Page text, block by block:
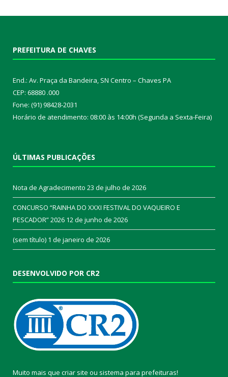
PREFEITURA DE CHAVES
End.: Av. Praça da Bandeira, SN Centro – Chaves PA
CEP: 68880 .000
Fone: (91) 98428-2031
Horário de atendimento: 08:00 às 14:00h (Segunda a Sexta-Feira)
ÚLTIMAS PUBLICAÇÕES
Nota de Agradecimento 23 de julho de 2026
CONCURSO “RAINHA DO XXXI FESTIVAL DO VAQUEIRO E
PESCADOR” 2026 12 de junho de 2026
(sem título) 1 de janeiro de 2026
DESENVOLVIDO POR CR2
Muito mais que criar site ou sistema para prefeituras!